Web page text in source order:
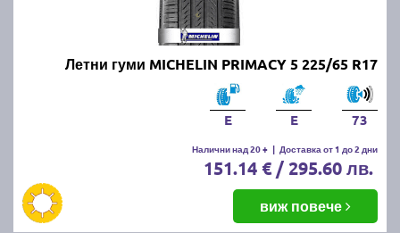
Летни гуми MICHELIN PRIMACY 5 225/65 R17
E E 73
Налични над 20 + | Доставка от 1 до 2 дни
151.14 € / 295.60 лв.
виж повече